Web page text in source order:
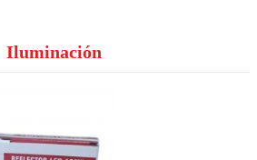
Iluminación